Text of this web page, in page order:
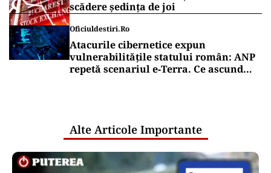
INTERNAȚIONAL
O bucată uriașă dintr-o rachetă SpaceX
ar fi lovit Luna. NASA va studia
impactul
jocuri de noroc
Puterea Financiara